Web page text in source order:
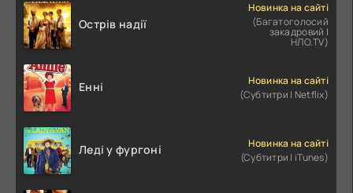
Острів надії
Новинка на сайті
(Багатоголосий
закадровий |
НЛО.TV)
Енні
Новинка на сайті
(Субтитри | Netflix)
Леді у фургоні
Новинка на сайті
(Субтитри | iTunes)